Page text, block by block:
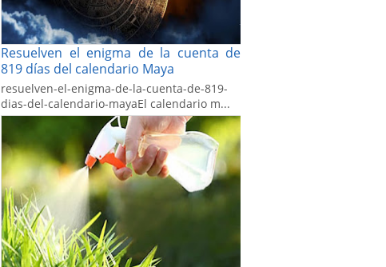
Resuelven el enigma de la cuenta de
819 días del calendario Maya
resuelven-el-enigma-de-la-cuenta-de-819-
dias-del-calendario-mayaEl calendario m...